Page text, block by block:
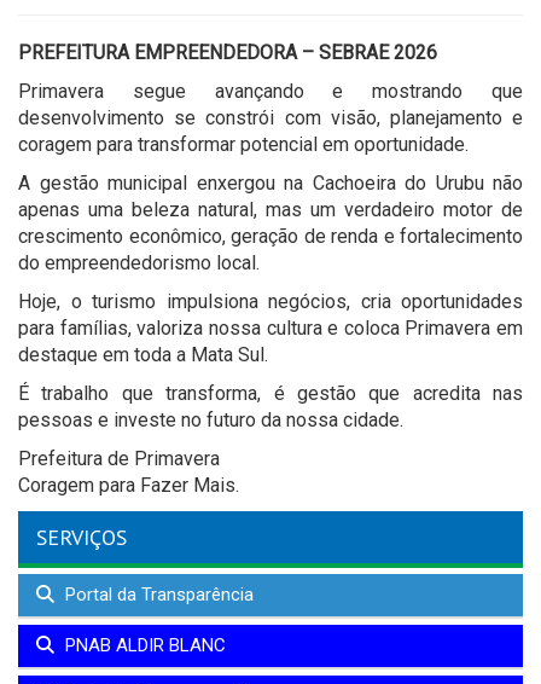
PREFEITURA EMPREENDEDORA – SEBRAE 2026
Primavera segue avançando e mostrando que
desenvolvimento se constrói com visão, planejamento e
coragem para transformar potencial em oportunidade.
A gestão municipal enxergou na Cachoeira do Urubu não
apenas uma beleza natural, mas um verdadeiro motor de
crescimento econômico, geração de renda e fortalecimento
do empreendedorismo local.
Hoje, o turismo impulsiona negócios, cria oportunidades
para famílias, valoriza nossa cultura e coloca Primavera em
destaque em toda a Mata Sul.
É trabalho que transforma, é gestão que acredita nas
pessoas e investe no futuro da nossa cidade.
Prefeitura de Primavera
Coragem para Fazer Mais.
SERVIÇOS
Portal da Transparência
PNAB ALDIR BLANC